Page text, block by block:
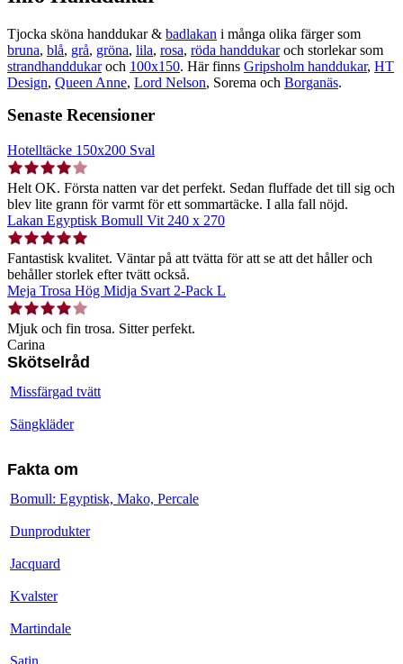
Tjocka sköna handdukar & badlakan i många olika färger som
bruna, blå, grå, gröna, lila, rosa, röda handdukaroch storlekar som
strandhanddukaroch 100x150. Här finns Gripsholm handdukar, HT
Design, Queen Anne, Lord Nelson, Sorema och Borganäs.
Senaste Recensioner
Hotelltäcke 150x200 Sval
Helt OK. Första natten var det perfekt. Sedan fluffade det till sig och
blev lite grann för varmt för ett sommartäcke. I alla fall nöjd.
Lakan Egyptisk Bomull Vit 240 x 270
Fantastisk kvalitet. Väntar på att tvätta för att se att det håller och
behåller storlek efter tvätt också.
Meja Trosa Hög Midja Svart 2-Pack L
Mjuk och fin trosa. Sitter perfekt.
Carina
Skötselråd
Missfärgad tvätt
Sängkläder
Fakta om
Bomull: Egyptisk, Mako, Percale
Dunprodukter
Jacquard
Kvalster
Martindale